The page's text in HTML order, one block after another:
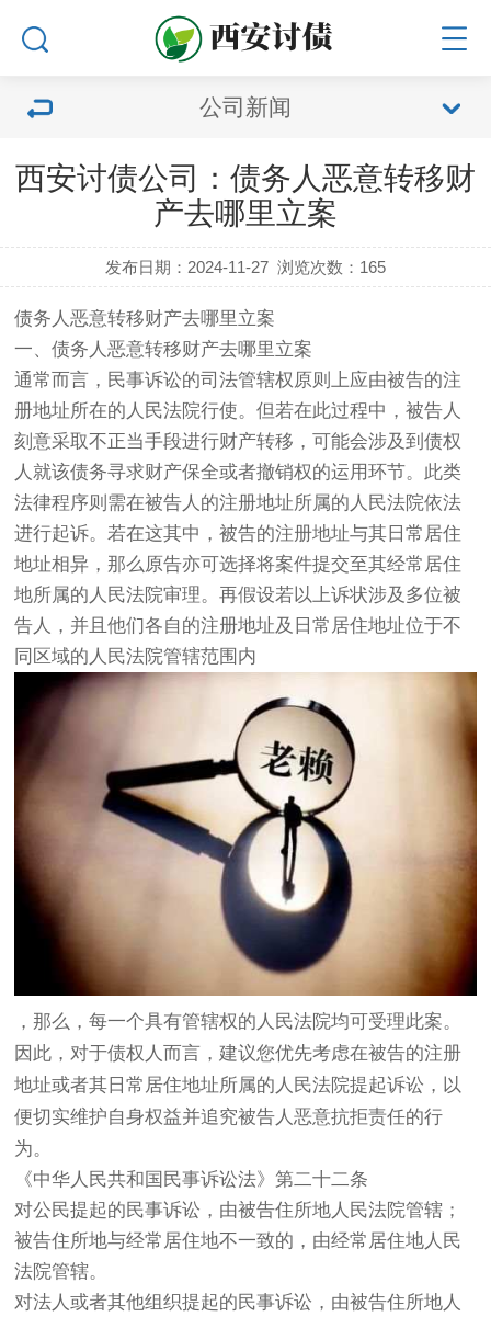
公司新闻
西安讨债公司：债务人恶意转移财
产去哪里立案
发布日期：2024-11-27 浏览次数： 165
债务人恶意转移财产去哪里立案
一、债务人恶意转移财产去哪里立案
通常而言，民事诉讼的司法管辖权原则上应由被告的注
册地址所在的人民法院行使。但若在此过程中，被告人
刻意采取不正当手段进行财产转移，可能会涉及到债权
人就该债务寻求财产保全或者撤销权的运用环节。此类
法律程序则需在被告人的注册地址所属的人民法院依法
进行起诉。若在这其中，被告的注册地址与其日常居住
地址相异，那么原告亦可选择将案件提交至其经常居住
地所属的人民法院审理。再假设若以上诉状涉及多位被
告人，并且他们各自的注册地址及日常居住地址位于不
同区域的人民法院管辖范围内
，那么，每一个具有管辖权的人民法院均可受理此案。
因此，对于债权人而言，建议您优先考虑在被告的注册
地址或者其日常居住地址所属的人民法院提起诉讼，以
便切实维护自身权益并追究被告人恶意抗拒责任的行
为。
《中华人民共和国民事诉讼法》第二十二条
对公民提起的民事诉讼，由被告住所地人民法院管辖；
被告住所地与经常居住地不一致的，由经常居住地人民
法院管辖。
对法人或者其他组织提起的民事诉讼，由被告住所地人